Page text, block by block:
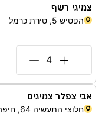
צמיגי רשף
הפטיש 5, טירת כרמל
אבי צפלר צמיגים
חלוצי התעשיה 64, חיפה